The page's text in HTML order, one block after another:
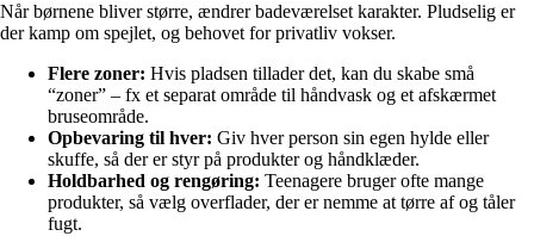
Når børnene bliver større, ændrer badeværelset karakter. Pludselig er
der kamp om spejlet, og behovet for privatliv vokser.
Flere zoner: Hvis pladsen tillader det, kan du skabe små
“zoner” – fx et separat område til håndvask og et afskærmet
bruseområde.
Opbevaring til hver: Giv hver person sin egen hylde eller
skuffe, så der er styr på produkter og håndklæder.
Holdbarhed og rengøring: Teenagere bruger ofte mange
produkter, så vælg overflader, der er nemme at tørre af og tåler
fugt.